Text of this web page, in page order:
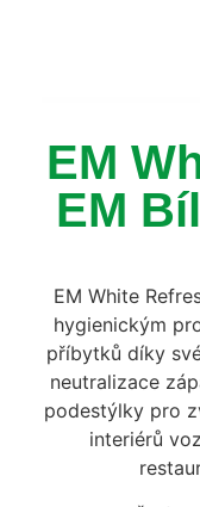
EM
EM
EM White
hygienickým
příbytků díky
neutralizace
podestýlky pro
interiérů